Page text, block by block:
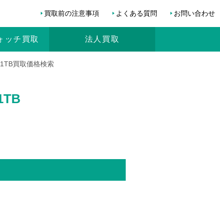
買取前の注意事項 よくある質問 お問い合わせ
ッチ 買取 法人買取
買取価格検索